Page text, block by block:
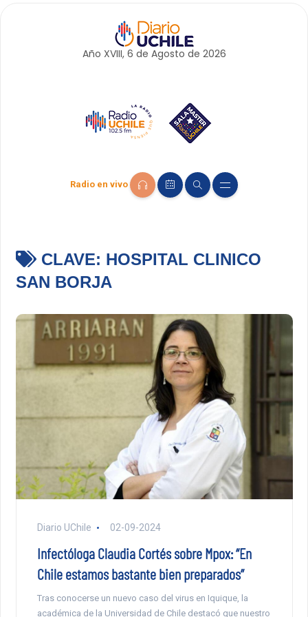
Año XVIII, 6 de Agosto de 2026
Radio en vivo
CLAVE: HOSPITAL CLINICO
SAN BORJA
Diario UChile 02-09-2024
Infectóloga Claudia Cortés sobre Mpox: “En
Chile estamos bastante bien preparados”
Tras conocerse un nuevo caso del virus en Iquique, la
académica de la Universidad de Chile destacó que nuestro